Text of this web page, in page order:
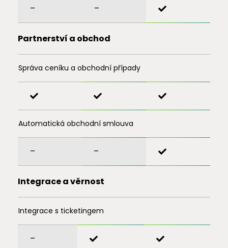
– –
Partnerství a obchod
Správa ceníku a obchodní případy
Automatická obchodní smlouva
– –
Integrace a věrnost
Integrace s ticketingem
–